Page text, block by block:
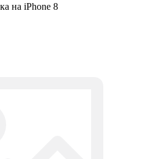
на iPhone 8